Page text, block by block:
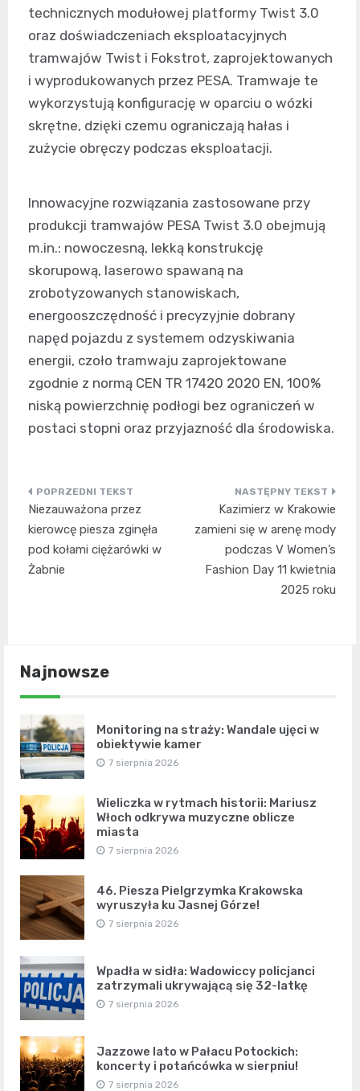
technicznych modułowej platformy Twist 3.0
oraz doświadczeniach eksploatacyjnych
tramwajów Twist i Fokstrot, zaprojektowanych
i wyprodukowanych przez PESA. Tramwaje te
wykorzystują konfigurację w oparciu o wózki
skrętne, dzięki czemu ograniczają hałas i
zużycie obręczy podczas eksploatacji.
Innowacyjne rozwiązania zastosowane przy
produkcji tramwajów PESA Twist 3.0 obejmują
m.in.: nowoczesną, lekką konstrukcję
skorupową, laserowo spawaną na
zrobotyzowanych stanowiskach,
energooszczędność i precyzyjnie dobrany
napęd pojazdu z systemem odzyskiwania
energii, czoło tramwaju zaprojektowane
zgodnie z normą CEN TR 17420 2020 EN, 100%
niską powierzchnię podłogi bez ograniczeń w
postaci stopni oraz przyjazność dla środowiska.
Nawigacja
wpisu
Niezauważona przez
kierowcę piesza zginęła
pod kołami ciężarówki w
Żabnie
Kazimierz w Krakowie
zamieni się w arenę mody
podczas V Women’s
Fashion Day 11 kwietnia
2025 roku
Najnowsze
Monitoring na straży: Wandale ujęci w
obiektywie kamer
7 sierpnia 2026
Wieliczka w rytmach historii: Mariusz
Włoch odkrywa muzyczne oblicze
miasta
7 sierpnia 2026
46. Piesza Pielgrzymka Krakowska
wyruszyła ku Jasnej Górze!
7 sierpnia 2026
Wpadła w sidła: Wadowiccy policjanci
zatrzymali ukrywającą się 32-latkę
7 sierpnia 2026
Jazzowe lato w Pałacu Potockich:
koncerty i potańcówka w sierpniu!
7 sierpnia 2026